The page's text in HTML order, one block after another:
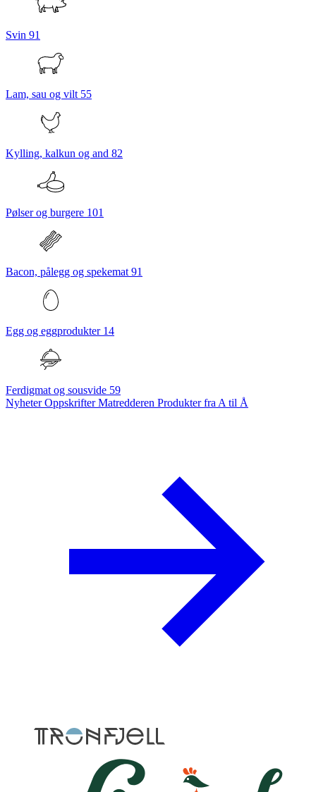
Svin 91
Lam, sau og vilt 55
Kylling, kalkun og and 82
Pølser og burgere 101
Bacon, pålegg og spekemat 91
Egg og eggprodukter 14
Ferdigmat og sousvide 59
NyheterOppskrifterMatredderen Produkter fra A til Å